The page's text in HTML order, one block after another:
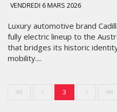
VENDREDI 6 MARS 2026
Luxury automotive brand
fully electric lineup to the
that bridges its historic
mobility....
3